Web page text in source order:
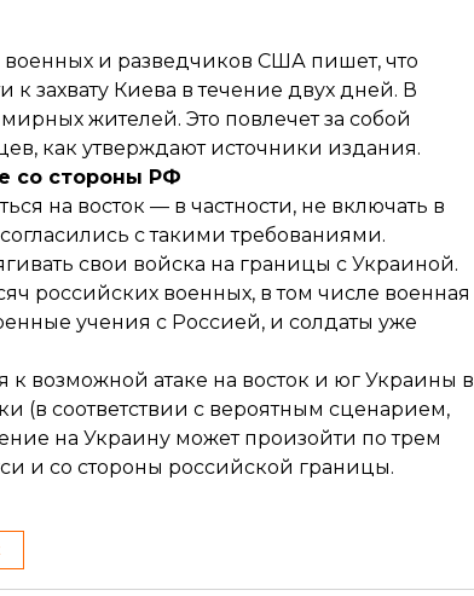
и разведчиков США пишет, что
захвату Киева в течение двух дней. В
жителей. Это повлечет за собой
как утверждают источники издания.
со стороны РФ
на восток — в частности, не включать в
с такими требованиями.
свои войска на границы с Украиной.
российских военных, в том числе военная
учения с Россией, и солдаты уже
к возможной атаке на восток и юг Украины в
(в соответствии с вероятным сценарием,
на Украину может произойти по трем
и со стороны российской границы.